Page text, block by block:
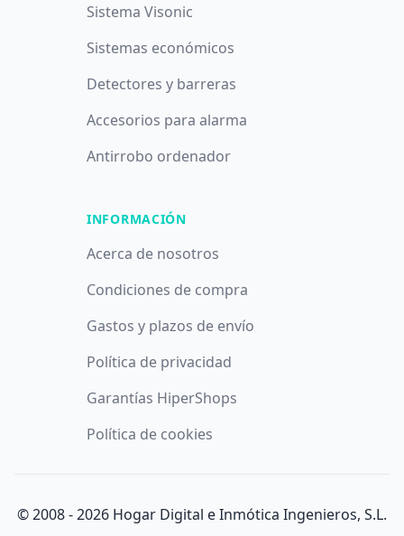
Sistema Visonic
Sistemas económicos
Detectores y barreras
Accesorios para alarma
Antirrobo ordenador
INFORMACIÓN
Acerca de nosotros
Condiciones de compra
Gastos y plazos de envío
Política de privacidad
Garantías HiperShops
Política de cookies
© 2008 -2026 Hogar Digital e Inmótica Ingenieros, S.L.
Utilizamos cookies propias y de terceros con fines analíticos y
publicitarios. Puede aceptar todas las cookies pulsando el
Aceptar Denegar Configurar